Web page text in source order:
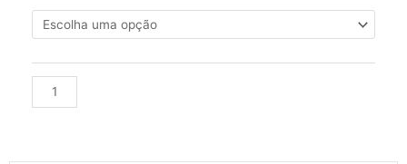
metal
ART
152,4x19,0x31,75mm